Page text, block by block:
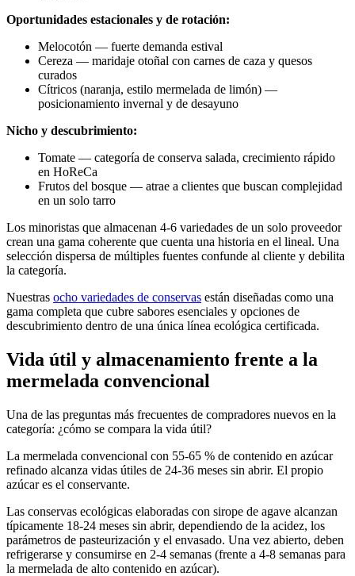
Oportunidades estacionales y de rotación:
Melocotón — fuerte demanda estival
Cereza — maridaje otoñal con carnes de caza y quesos
curados
Cítricos (naranja, estilo mermelada de limón) —
posicionamiento invernal y de desayuno
Nicho y descubrimiento:
Tomate — categoría de conserva salada, crecimiento rápido
en HoReCa
Frutos del bosque — atrae a clientes que buscan complejidad
en un solo tarro
Los minoristas que almacenan 4-6 variedades de un solo proveedor
crean una gama coherente que cuenta una historia en el lineal. Una
selección dispersa de múltiples fuentes confunde al cliente y debilita
la categoría.
Nuestras ocho variedades de conservas están diseñadas como una
gama completa que cubre sabores esenciales y opciones de
descubrimiento dentro de una única línea ecológica certificada.
Vida útil y almacenamiento frente a la
mermelada convencional
Una de las preguntas más frecuentes de compradores nuevos en la
categoría: ¿cómo se compara la vida útil?
La mermelada convencional con 55-65 % de contenido en azúcar
refinado alcanza vidas útiles de 24-36 meses sin abrir. El propio
azúcar es el conservante.
Las conservas ecológicas elaboradas con sirope de agave alcanzan
típicamente 18-24 meses sin abrir, dependiendo de la acidez, los
parámetros de pasteurización y el envasado. Una vez abierto, deben
refrigerarse y consumirse en 2-4 semanas (frente a 4-8 semanas para
la mermelada de alto contenido en azúcar).